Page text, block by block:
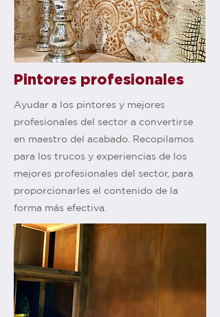
Pintores profesionales
Ayudar a los pintores y mejores
profesionales del sector a convertirse
en maestro del acabado. Recopilamos
para los trucos y experiencias de los
mejores profesionales del sector, para
proporcionarles el contenido de la
forma más efectiva.